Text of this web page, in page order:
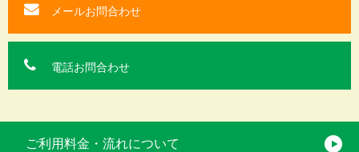
ご利用料金・流れについて
メールお問合わせ
電話お問合わせ